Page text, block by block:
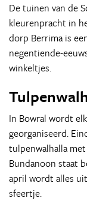
De tuinen van de
kleurenpracht in
dorp Berrima is
negentiende-
winkeltjes.
In Bowral wordt
georganiseerd.
tulpenwalhalla
Bundanoon staat
april wordt alles
sfeertje.